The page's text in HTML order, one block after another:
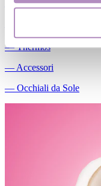
―Set pappa
―Thermos
― Accessori
― Occhiali da Sole